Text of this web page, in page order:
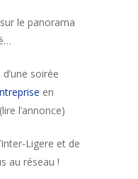
le panorama
soirée
en
l’annonce)
Ligere et de
au réseau !